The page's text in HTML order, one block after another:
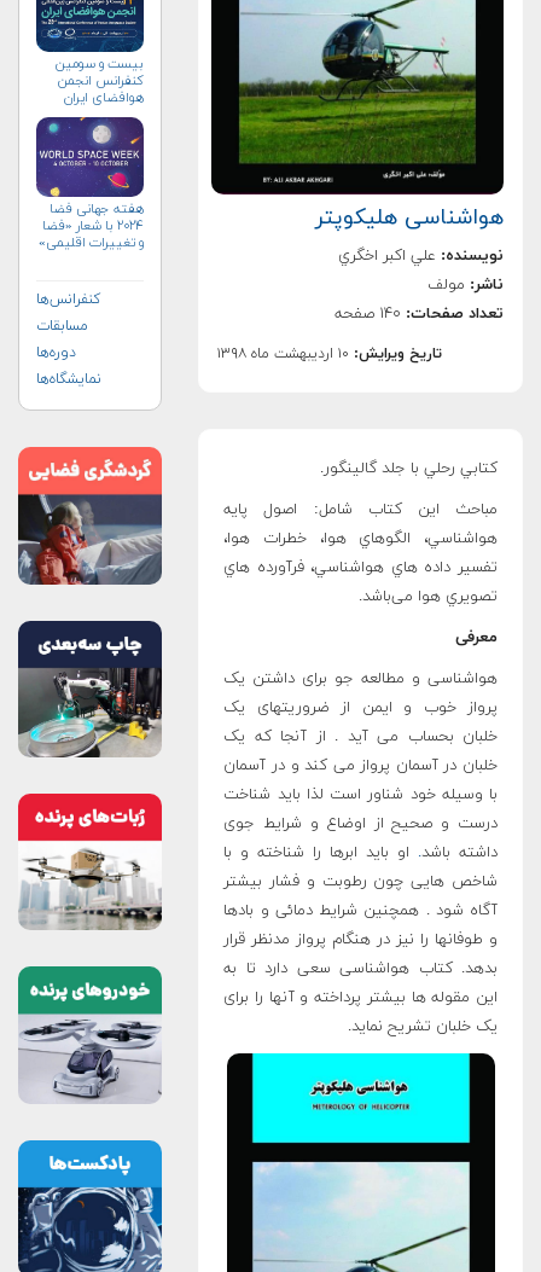
هواشناسی هلیكوپتر
نویسنده: علي اكبر اخگري
ناشر: مولف
تعداد صفحات: ۱۴۰ صفحه
تاریخ ویرایش: ۱۰ اردیبهشت ماه ۱۳۹۸
كتابي رحلي با جلد گالينگور.
مباحث این کتاب شامل: اصول پايه
هواشناسي، الگوهاي هوا، خطرات هوا،
تفسير داده هاي هواشناسي، فرآورده هاي
تصويري هوا می‌باشد.
معرفی
هواشناسی و مطالعه جو برای داشتن یک
پرواز خوب و ایمن از ضروریتهای یک
خلبان بحساب می آید . از آنجا که یک
خلبان در آسمان پرواز می کند و در آسمان
با وسیله خود شناور است لذا باید شناخت
درست و صحیح از اوضاع و شرایط جوی
داشته باشد. او باید ابرها را شناخته و با
شاخص هایی چون رطوبت و فشار بیشتر
آگاه شود . همچنین شرایط دمائی و بادها
و طوفانها را نیز در هنگام پرواز مدنظر قرار
بدهد. کتاب هواشناسی سعی دارد تا به
این مقوله ها بیشتر پرداخته و آنها را برای
یک خلبان تشریح نماید.
بیست و سومین
کنفرانس انجمن
هوافضای ايران
هفته جهانی فضا
۲۰۲۴ با شعار «فضا
و تغییرات اقلیمی»
کنفرانس‌ها
مسابقات
دوره‌ها
نمایشگاه‌ها